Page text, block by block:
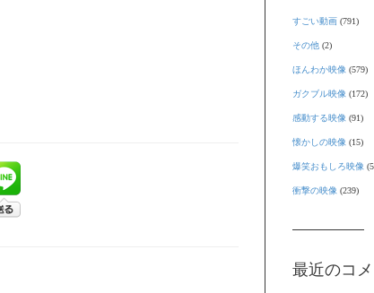
すごい動画 (791)
その他 (2)
ほんわか映像 (579)
ガクブル映像 (172)
感動する映像 (91)
懐かしの映像 (15)
爆笑おもしろ映像
衝撃の映像 (239)
最近のコ